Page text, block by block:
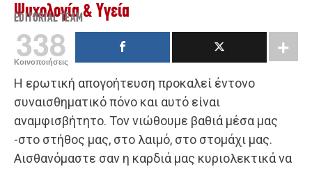
Ψυχολογία & Υγεία
EDITORIAL TEAM
338
Κοινοποιήσεις
Η ερωτική απογοήτευση προκαλεί έντονο
συναισθηματικό πόνο και αυτό είναι
αναμφισβήτητο. Τον νιώθουμε βαθιά μέσα μας
-στο στήθος μας, στο λαιμό, στο στομάχι μας.
Αισθανόμαστε σαν η καρδιά μας κυριολεκτικά να